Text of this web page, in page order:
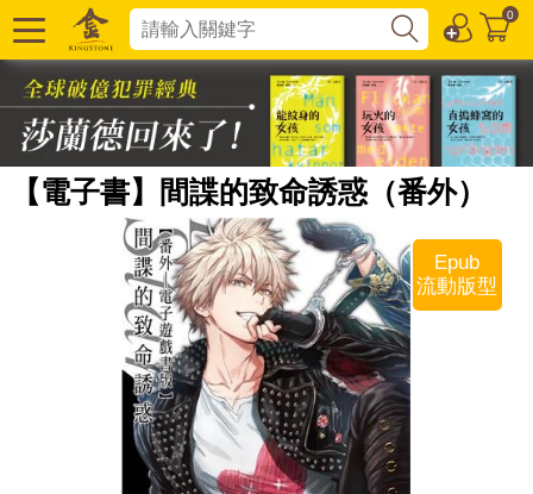
0
【電子書】間諜的致命誘惑（番外）
Epub
流動版型